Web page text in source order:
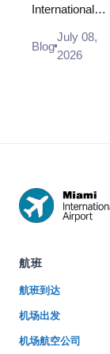
How to
Report a
Lost Item
International
is exactly
where and how
Blog
July 08,
2026
航班
航班到达
机场出发
机场航空公司